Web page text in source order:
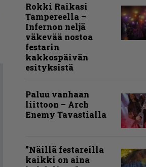
Rokki Raikasi
Tampereella –
Infernon neljä
väkevää nostoa
festarin
kakkospäivän
esityksistä
Paluu vanhaan
liittoon – Arch
Enemy Tavastialla
”Näillä festareilla
kaikki on aina